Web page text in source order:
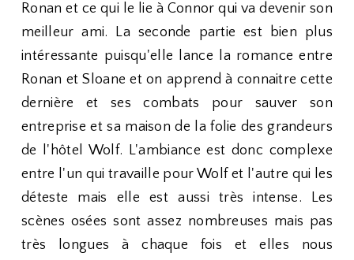
Ronan et ce qui le lie à Connor qui va devenir son
meilleur ami. La seconde partie est bien plus
intéressante puisqu'elle lance la romance entre
Ronan et Sloane et on apprend à connaitre cette
dernière et ses combats pour sauver son
entreprise et sa maison de la folie des grandeurs
de l'hôtel Wolf. L'ambiance est donc complexe
entre l'un qui travaille pour Wolf et l'autre qui les
déteste mais elle est aussi très intense. Les
scènes osées sont assez nombreuses mais pas
très longues à chaque fois et elles nous